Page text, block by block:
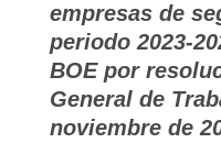
empresas de
periodo 2023-
BOE por
General de
noviembre de